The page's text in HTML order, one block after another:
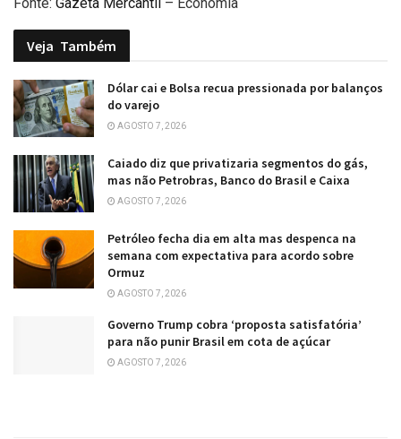
Veja Também
Dólar cai e Bolsa recua pressionada por balanços
do varejo
AGOSTO 7, 2026
Caiado diz que privatizaria segmentos do gás,
mas não Petrobras, Banco do Brasil e Caixa
AGOSTO 7, 2026
Petróleo fecha dia em alta mas despenca na
semana com expectativa para acordo sobre
Ormuz
AGOSTO 7, 2026
Governo Trump cobra ‘proposta satisfatória’
para não punir Brasil em cota de açúcar
AGOSTO 7, 2026